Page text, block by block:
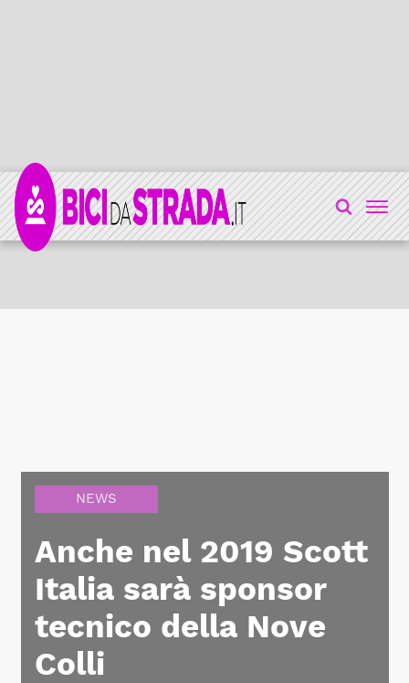
NEWS
Anche nel 2019 Scott
Italia sarà sponsor
tecnico della Nove
Colli